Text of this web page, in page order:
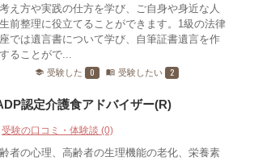
え方や実践の仕方を学び、ご自身や身近な人
前整理に役立てることができます。1級の法律
では遺言書について学び、自筆証書遺言を作
ることがで...
school 受験した 0 menu_book 受験したい 2
認定介護食アドバイザー(R)
受験の口コミ・体験談 (0)
者の心理、高齢者の生理機能の老化、栄養素